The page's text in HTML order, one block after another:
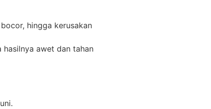
hingga kerusakan
hasilnya awet dan tahan